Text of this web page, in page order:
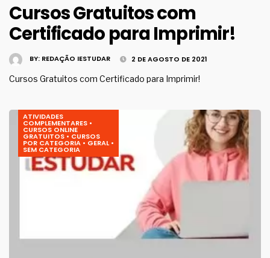
Cursos Gratuitos com
Certificado para Imprimir!
BY: REDAÇÃO IESTUDAR 2 DE AGOSTO DE 2021
Cursos Gratuitos com Certificado para Imprimir!
ATIVIDADES
COMPLEMENTARES •
CURSOS ONLINE
GRATUITOS • CURSOS
POR CATEGORIA • GERAL•
SEM CATEGORIA